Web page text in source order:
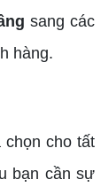
sang các
hàng.
chọn cho tất
bạn cần sự